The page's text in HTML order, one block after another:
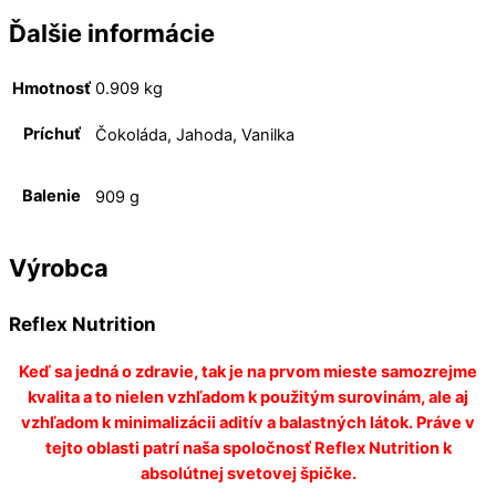
Ďalšie informácie
Hmotnosť 0.909 kg
Príchuť Čokoláda, Jahoda, Vanilka
Balenie 909 g
Výrobca
Reflex Nutrition
Keď sa jedná o zdravie, tak je na prvom mieste samozrejme
kvalita a to nielen vzhľadom k použitým surovinám, ale aj
vzhľadom k minimalizácii aditív a balastných látok. Práve v
tejto oblasti patrí naša spoločnosť Reflex Nutrition k
absolútnej svetovej špičke.